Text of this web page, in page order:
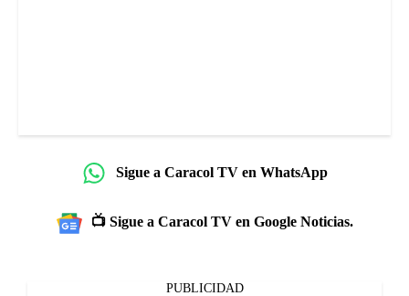
Sigue a Caracol TV en WhatsApp
📺 Sigue a Caracol TV en Google Noticias.
PUBLICIDAD